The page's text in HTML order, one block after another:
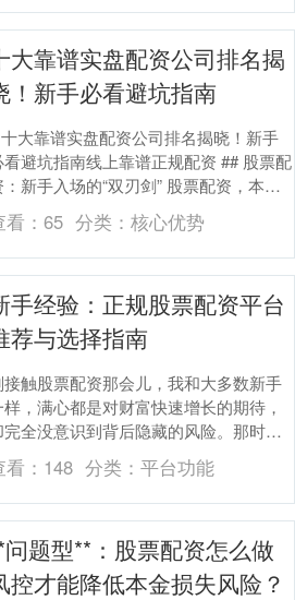
大靠谱实盘配资公司排名揭
！新手必看避坑指南
大靠谱实盘配资公司排名揭晓！新手
看避坑指南线上靠谱正规配资 ## 股票配
：新手入场的“双刃剑” 股票配资，本质
投资者通过杠杆放大资金规模，以小博
获....
看：65 分类： 核心优势
手经验：正规股票配资平台
荐与选择指南
接触股票配资那会儿，我和大多数新手
样，满心都是对财富快速增长的期待，
完全没意识到背后隐藏的风险。那时候
上靠谱正规配资，我像只无头苍蝇，在
种平台上乱撞，....
： 148 分类： 平台功能
问题型**：股票配资怎么做
控才能降低本金损失风险？